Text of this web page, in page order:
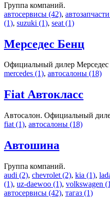
Группа компаний.
автосервисы (42),
(1), suzuki (1), seat (1)
Мерседес Бенц
Официальный дилер Мерседес
mercedes (1), автосалоны (18)
Fiat Автокласс
Автосалон. Официальный
fiat (1), автосалоны (18)
Автошина
Группа компаний.
audi (2), chevrolet (2), kia (1),
(1), uz-daewoo (1), volkswagen
автосервисы (42), тагаз (1)